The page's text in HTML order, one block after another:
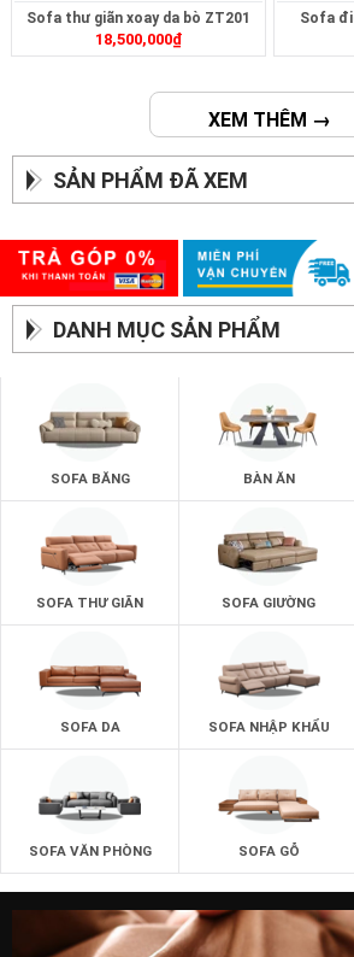
Sofa thư giãn xoay da bò ZT201
18,500,000₫
Sofa
XEM THÊM →
SẢN PHẨM ĐÃ XEM
DANH MỤC SẢN PHẨM
SOFA BĂNG BÀN ĂN
SOFA THƯ GIÃN SOFA GIƯỜNG
SOFA DA SOFA NHẬP KHẨU
SOFA VĂN PHÒNG SOFA GỖ